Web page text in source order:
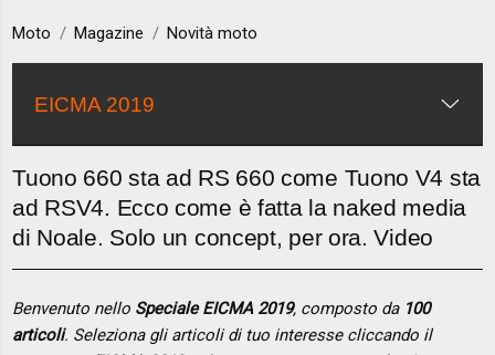
o
Moto Magazine Novità moto
EICMA 2019
Tuono 660 sta ad RS 660 come Tuono V4 sta
ad RSV4. Ecco come è fatta la naked media
di Noale. Solo un concept, per ora. Video
Benvenuto nello Speciale EICMA 2019, composto da 100
articoli. Seleziona gli articoli di tuo interesse cliccando il